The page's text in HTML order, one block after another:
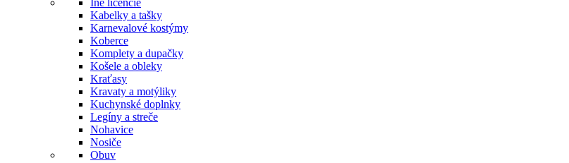
Iné licencie
Kabelky a tašky
Karnevalové kostýmy
Koberce
Komplety a dupačky
Košele a obleky
Kraťasy
Kravaty a motýliky
Kuchynské doplnky
Legíny a streče
Nohavice
Nosiče
Obuv